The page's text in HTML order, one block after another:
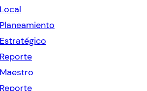
Local
Planeamiento
Estratégico
Reporte
Maestro
Reporte